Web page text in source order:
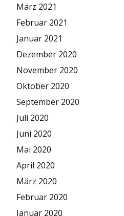
März 2021
Februar 2021
Januar 2021
Dezember 2020
November 2020
Oktober 2020
September 2020
Juli 2020
Juni 2020
Mai 2020
April 2020
März 2020
Februar 2020
Januar 2020